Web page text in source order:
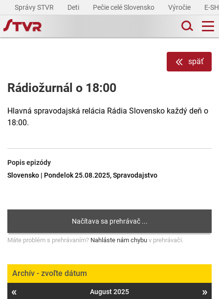
Správy STVR Deti Pečie celé Slovensko Výročie E-
späť
Rádiožurnál o 18:00
Hlavná spravodajská relácia Rádia Slovensko každý deň o
18:00.
Popis epizódy
Slovensko | Pondelok 25.08.2025, Spravodajstvo
Máte problém s prehrávaním? Nahláste nám chybu v prehrávači.
Archív - zvoľte dátum
« August 2025 »